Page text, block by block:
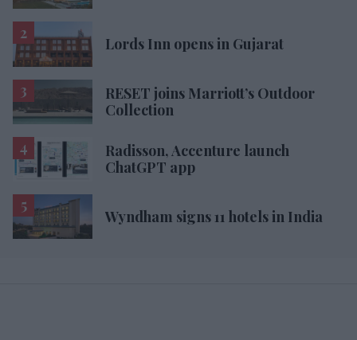
Lords Inn opens in Gujarat
RESET joins Marriott’s Outdoor
Collection
Radisson, Accenture launch
ChatGPT app
Wyndham signs 11 hotels in India